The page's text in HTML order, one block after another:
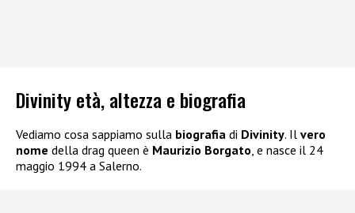
Divinity età, altezza e biografia
Vediamo cosa sappiamo sulla biografia di Divinity. Il vero
nome della drag queen è Maurizio Borgato, e nasce il 24
maggio 1994 a Salerno.